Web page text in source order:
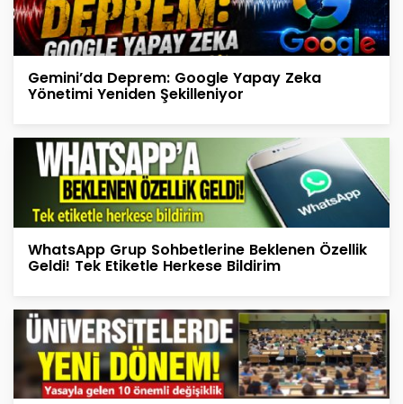
Gemini’da Deprem: Google Yapay Zeka
Yönetimi Yeniden Şekilleniyor
WhatsApp Grup Sohbetlerine Beklenen Özellik
Geldi! Tek Etiketle Herkese Bildirim